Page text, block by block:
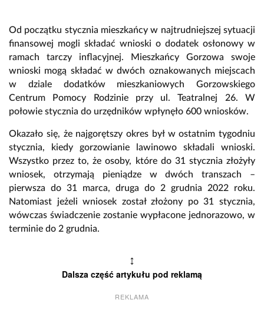
Od początku stycznia mieszkańcy w najtrudniejszej sytuacji
finansowej mogli składać wnioski o dodatek osłonowy w
ramach tarczy inflacyjnej. Mieszkańcy Gorzowa swoje
wnioski mogą składać w dwóch oznakowanych miejscach
w dziale dodatków mieszkaniowych Gorzowskiego
Centrum Pomocy Rodzinie przy ul. Teatralnej 26. W
połowie stycznia do urzędników wpłynęło 600 wniosków.
Okazało się, że najgorętszy okres był w ostatnim tygodniu
stycznia, kiedy gorzowianie lawinowo składali wnioski.
Wszystko przez to, że osoby, które do 31 stycznia złożyły
wniosek, otrzymają pieniądze w dwóch transzach –
pierwsza do 31 marca, druga do 2 grudnia 2022 roku.
Natomiast jeżeli wniosek został złożony po 31 stycznia,
wówczas świadczenie zostanie wypłacone jednorazowo, w
terminie do 2 grudnia.
↕
Dalsza część artykułu pod reklamą
REKLAMA